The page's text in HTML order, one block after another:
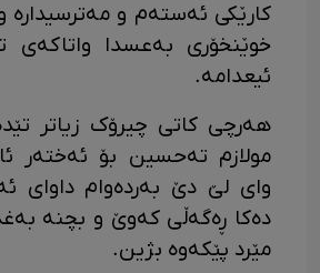
کارێکی ئەستەم و
خوێنخۆری بەعسدا واتاکەی
ئیعدامە.
هەرچی کاتی چیرۆک زیاتر
مولازم تەحسین بۆ ئەختەر
وای لێ دێ بەردەوام داوای
دەکا ڕەگەڵی کەوێ و بچنە
مێرد پێکەوە بژین.